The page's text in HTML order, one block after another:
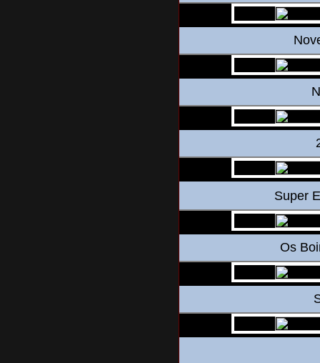
Super
Os